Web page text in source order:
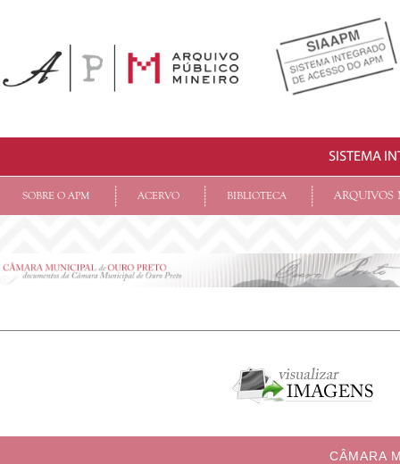
SISTEMA
SOBRE O APM ACERVO BIBLIOTECA ARQUIVOS
CÂMARA